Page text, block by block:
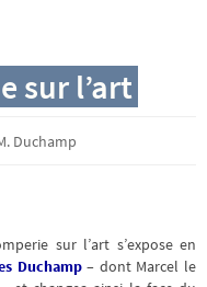
sur l’art
Duchamp
sur l’art s’expose en
Duchamp – dont Marcel le